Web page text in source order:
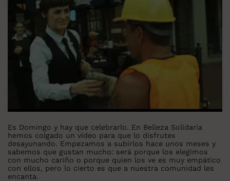
Es Domingo y hay que celebrarlo. En Belleza Solidaria
hemos colgado un vídeo para que lo disfrutes
desayunando. Empezamos a subirlos hace unos meses y
sabemos que gustan mucho: será porque los elegimos
con mucho cariño o porque quien los ve es muy empático
con ellos, pero lo cierto es que a nuestra comunidad les
encanta.